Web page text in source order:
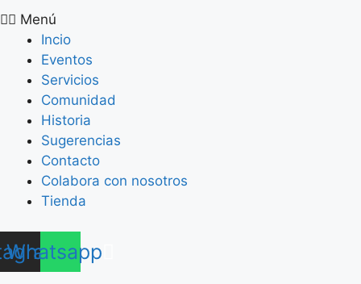
Menú
Incio
Eventos
Servicios
Comunidad
Historia
Sugerencias
Contacto
Colabora con nosotros
Tienda
Whatsapp